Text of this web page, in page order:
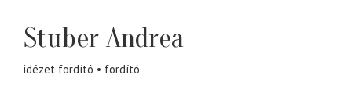
Stuber Andrea
idézet fordító fordító